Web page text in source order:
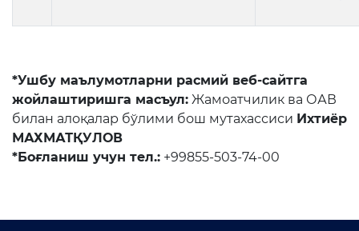
*Ушбу маълумотларни расмий веб-сайтга
жойлаштиришга масъул: Жамоатчилик ва ОАВ
билан алоқалар бўлими бош мутахассиси Ихтиёр
МАХМАТҚУЛОВ
*Боғланиш учун тел.: +99855-503-74-00